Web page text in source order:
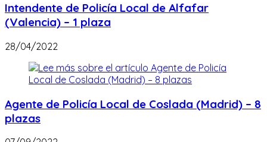
Intendente de Policía Local de Alfafar
(Valencia) – 1 plaza
28/04/2022
Agente de Policía Local de Coslada (Madrid) – 8
plazas